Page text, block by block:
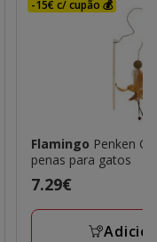
-15€ c/ cupão 💰
Flamingo Penken
penas para gatos
Preço
7.29€
7.29€